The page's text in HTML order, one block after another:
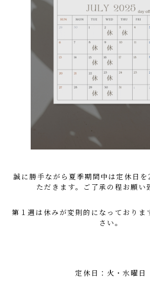
誠に勝手ながら夏季期間中は定休日
ただきます。ご了承の程お願い
第１週は休みが変則的になっておりま
さい。
定休日：火・水曜日